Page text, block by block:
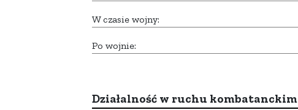
W czasie wojny:
Po wojnie:
Działalność w ruchu kombatanckim